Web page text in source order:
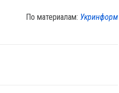
По материалам: Укринформ